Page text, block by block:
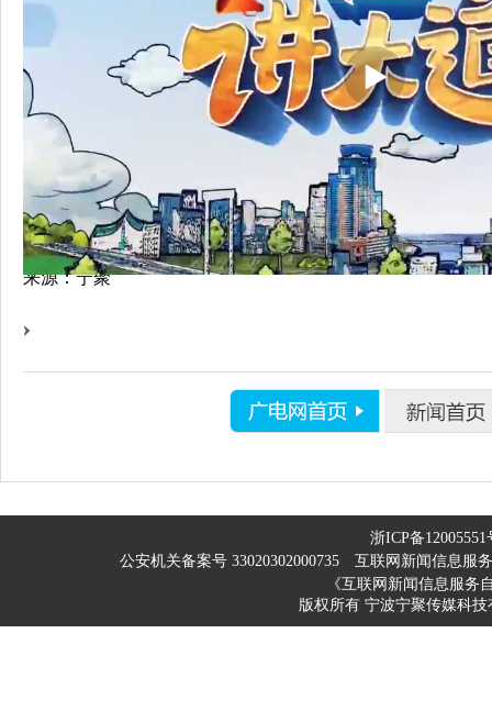
来源：宁聚
浙ICP备12005551
公安机关备案号 33020302000735
互联网新闻信息服
《互联网新闻信息服务
版权所有 宁波宁聚传媒科技